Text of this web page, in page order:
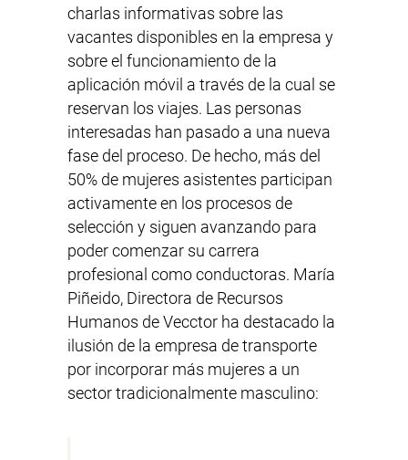
charlas informativas sobre las
vacantes disponibles en la empresa y
sobre el funcionamiento de la
aplicación móvil a través de la cual se
reservan los viajes. Las personas
interesadas han pasado a una nueva
fase del proceso. De hecho, más del
50% de mujeres asistentes participan
activamente en los procesos de
selección y siguen avanzando para
poder comenzar su carrera
profesional como conductoras. María
Piñeido, Directora de Recursos
Humanos de Vecctor ha destacado la
ilusión de la empresa de transporte
por incorporar más mujeres a un
sector tradicionalmente masculino: